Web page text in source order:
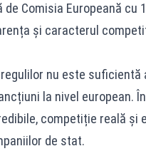
Comisia Europeană cu
și caracterul
nu este
la nivel european.
competiție reală și
de stat.